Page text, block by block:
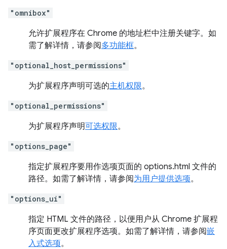
"omnibox"
允许扩展程序在 Chrome 的地址栏中注册关键字。如
需了解详情，请参阅多功能框。
"optional_host_permissions"
为扩展程序声明可选的主机权限。
"optional_permissions"
为扩展程序声明可选权限。
"options_page"
指定扩展程序要用作选项页面的 options.html 文件的
路径。如需了解详情，请参阅为用户提供选项。
"options_ui"
指定 HTML 文件的路径，以便用户从 Chrome 扩展程
序页面更改扩展程序选项。如需了解详情，请参阅嵌
入式选项。